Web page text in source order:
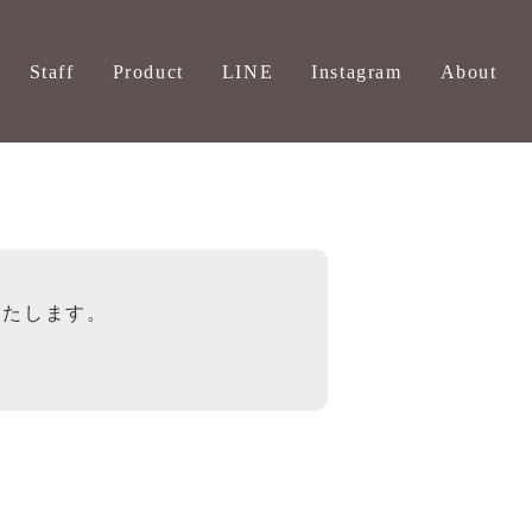
Staff Product LINE Instagram About
します。